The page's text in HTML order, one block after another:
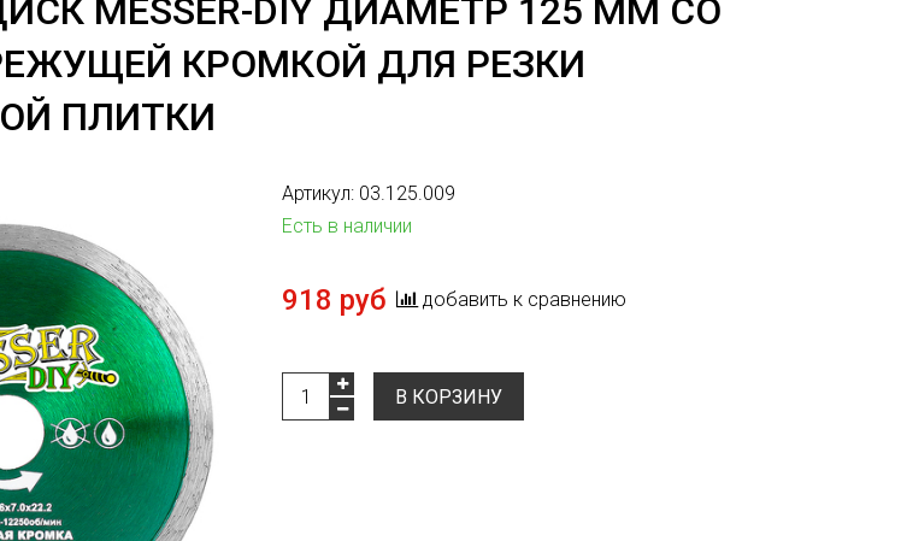
MESSER-DIY ДИАМЕТР 125 ММ СО
КРОМКОЙ ДЛЯ РЕЗКИ
ПЛИТКИ
Артикул: 03.125.009
Есть в наличии
918 руб добавить к сравнению
В КОРЗИНУ